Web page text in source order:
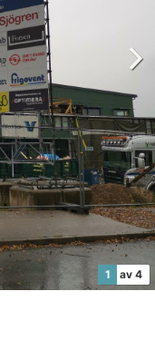
1 av 4